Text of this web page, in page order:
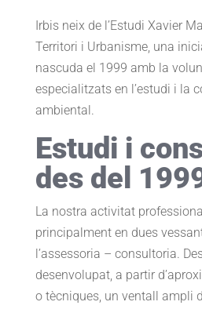
Irbis neix de l’Estudi Xavier
Territori i Urbanisme, una
nascuda el 1999 amb la
especialitzats en l’estudi i la
ambiental.
Estudi i
des del
La nostra activitat
principalment en dues
l’assessoria – consultoria.
desenvolupat, a partir
o tècniques, un ventall ampli